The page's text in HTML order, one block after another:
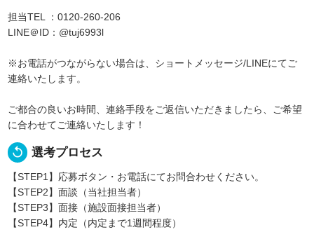
担当TEL ：0120-260-206
LINE＠ID：@tuj6993l
※お電話がつながらない場合は、ショートメッセージ/LINEにてご
連絡いたします。
ご都合の良いお時間、連絡手段をご返信いただきましたら、ご希望
に合わせてご連絡いたします！
replay 選考プロセス
【STEP1】応募ボタン・お電話にてお問合わせください。
【STEP2】面談（当社担当者）
【STEP3】面接（施設面接担当者）
【STEP4】内定（内定まで1週間程度）